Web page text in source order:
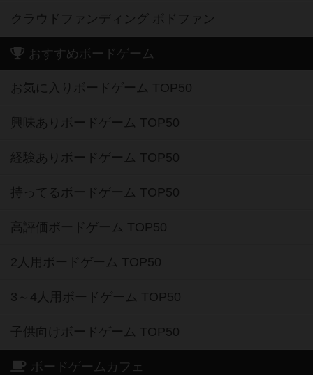
クラウドファンディング ボドファン
おすすめボードゲーム
お気に入りボードゲーム TOP50
興味ありボードゲーム TOP50
経験ありボードゲーム TOP50
持ってるボードゲーム TOP50
高評価ボードゲーム TOP50
2人用ボードゲーム TOP50
3～4人用ボードゲーム TOP50
子供向けボードゲーム TOP50
ボードゲームカフェ